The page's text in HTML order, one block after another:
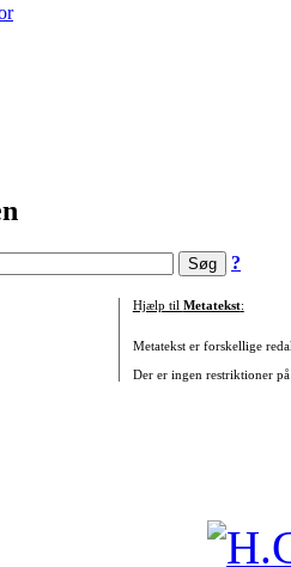
?
Hjælp til Metatekst:
Metatekst er forskellige
Der er ingen restriktioner